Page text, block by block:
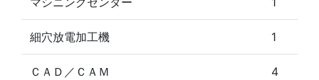
細穴放電加工機 1
ＣＡＤ／ＣＡＭ 4